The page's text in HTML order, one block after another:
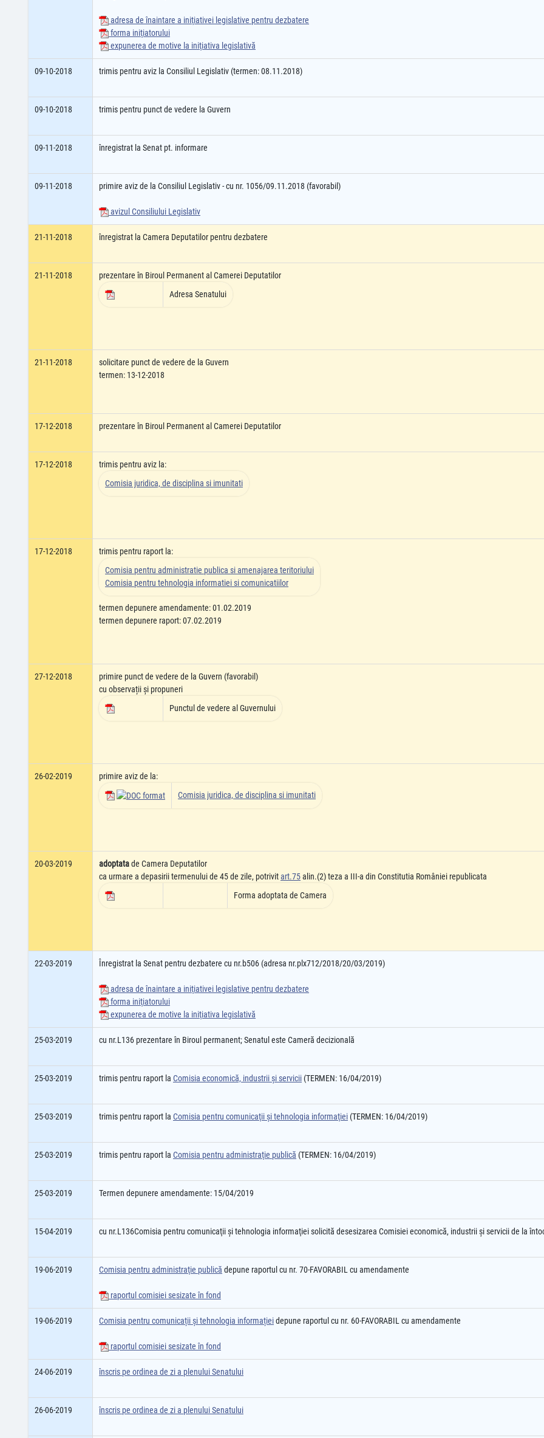
adresa de înaintare a iniţiativei legislative pentru dezbatere
forma iniţiatorului
expunerea de motive la iniţiativa legislativă
09-10-2018 trimis pentru aviz la Consiliul Legislativ (termen: 08.11.2018)
09-10-2018 trimis pentru punct de vedere la Guvern
09-11-2018 înregistrat la Senat pt. informare
09-11-2018 primire aviz de la Consiliul Legislativ - cu nr. 1056/09.11.2018 (favorabil)
avizul Consiliului Legislativ
21-11-2018 înregistrat la Camera Deputatilor pentru dezbatere
21-11-2018
prezentare în Biroul Permanent al Camerei Deputatilor
Adresa Senatului
21-11-2018
solicitare punct de vedere de la Guvern
termen: 13-12-2018
17-12-2018 prezentare în Biroul Permanent al Camerei Deputatilor
17-12-2018
trimis pentru aviz la:
Comisia juridica, de disciplina si imunitati
17-12-2018
trimis pentru raport la:
Comisia pentru administratie publica si amenajarea teritoriului
Comisia pentru tehnologia informatiei si comunicatiilor
termen depunere amendamente: 01.02.2019
termen depunere raport: 07.02.2019
27-12-2018
primire punct de vedere de la Guvern (favorabil)
cu observații și propuneri
Punctul de vedere al Guvernului
26-02-2019
primire aviz de la:
Comisia juridica, de disciplina si imunitati
20-03-2019 adoptatade Camera Deputatilor
ca urmare a depasirii termenului de 45 de zile, potrivitart.75alin.(2) teza a III-a din Constitutia României republicata
Forma adoptata de Camera
22-03-2019 Înregistrat la Senat pentru dezbatere cu nr.b506 (adresa nr.plx712/2018/20/03/2019)
adresa de înaintare a iniţiativei legislative pentru dezbatere
forma iniţiatorului
expunerea de motive la iniţiativa legislativă
25-03-2019 cu nr.L136 prezentare în Biroul permanent; Senatul este Cameră decizională
25-03-2019 trimis pentru raport la Comisia economică, industrii şi servicii (TERMEN: 16/04/2019)
25-03-2019 trimis pentru raport la Comisia pentru comunicaţii şi tehnologia informaţiei (TERMEN: 16/04/2019)
25-03-2019 trimis pentru raport la Comisia pentru administraţie publică (TERMEN: 16/04/2019)
25-03-2019 Termen depunere amendamente: 15/04/2019
15-04-2019 cu nr.L136Comisia pentru comunicaţii şi tehnologia informaţiei solicită desesizarea Comisiei economică, industrii şi servicii de la
19-06-2019 Comisia pentru administraţie publică depune raportul cu nr. 70-FAVORABIL cu amendamente
raportul comisiei sesizate în fond
19-06-2019 Comisia pentru comunicații și tehnologia informațieidepune raportul cu nr. 60-FAVORABIL cu amendamente
raportul comisiei sesizate în fond
24-06-2019 înscris pe ordinea de zi a plenului Senatului
26-06-2019 înscris pe ordinea de zi a plenului Senatului